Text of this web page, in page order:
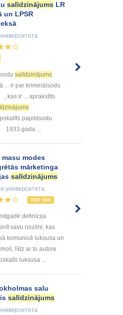
salīdzinājums LR
un LPSR
salīdzinājums
... ir par kriminālsodu
, kas ir ... aprakstīts
papildsodu
1933.gada ...
modes
mārketinga
salīdzinājums
университета
TOP 500
definīcija
savu nozīmi, kas
komunicē luksusa un
līdz ar to autore
luksusa ...
salu
salīdzinājums